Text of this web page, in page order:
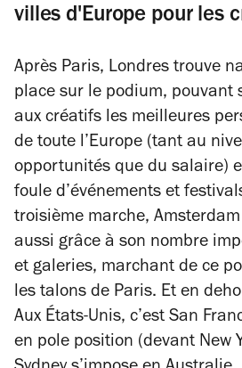
villes d'Europe pour les
Après Paris, Londres trouve
place sur le podium, pouvant
aux créatifs les meilleures
de toute l’Europe (tant au
opportunités que du salaire)
foule d’événements et
troisième marche,
aussi grâce à son nombre
et galeries, marchant de ce
les talons de Paris. Et en
Aux États-Unis, c’est San
en pole position (devant New